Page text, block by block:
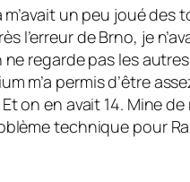
un peu joué
l’erreur de Brno, je
ne regarde pas les
m’a permis d’être
on en avait 14. Mine
technique pour